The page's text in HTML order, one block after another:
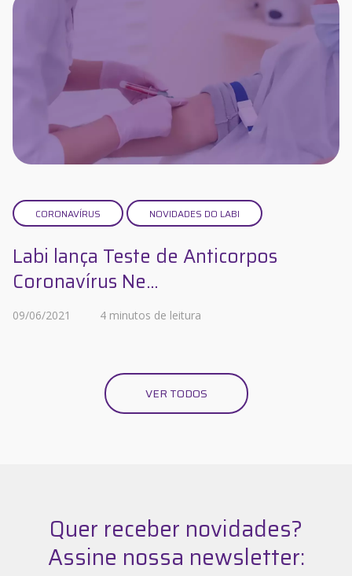
CORONAVÍRUS NOVIDADES DO LABI
Labi lança Teste de Anticorpos
Coronavírus Ne...
09/06/2021 4 minutos de leitura
VER TODOS
Quer receber novidades?
Assine nossa newsletter: